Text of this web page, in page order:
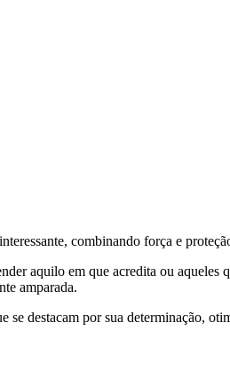
combinando força e
aquilo em que acredita ou aqueles
amparada.
destacam por sua determinação,